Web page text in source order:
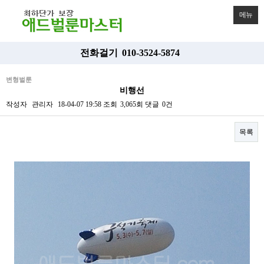
메뉴
전화걸기 010-3524-5874
변형벌룬
비행선
작성자 관리자 18-04-07 19:58 조회 3,065회 댓글 0건
목록
본문